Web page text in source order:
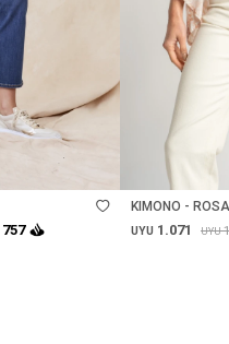
757
KIMONO - ROSA
UYU 1.071 UYU